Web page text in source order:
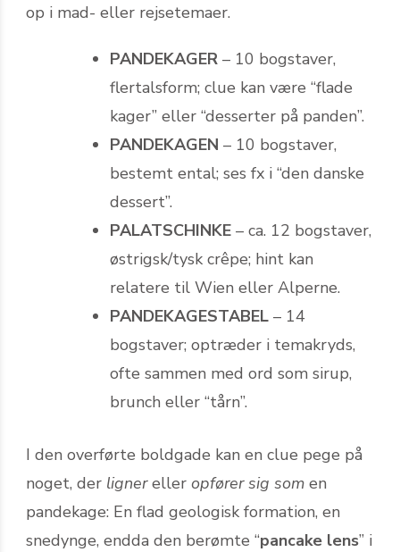
op i mad- eller rejsetemaer.
PANDEKAGER – 10 bogstaver,
flertals­form; clue kan være “flade
kager” eller “desserter på panden”.
PANDEKAGEN – 10 bogstaver,
bestemt ental; ses fx i “den danske
dessert”.
PALATSCHINKE – ca. 12 bogstaver,
østrigsk/tysk crêpe; hint kan
relatere til Wien eller Alperne.
PANDEKAGESTABEL – 14
bogstaver; optræder i temakryds,
ofte sammen med ord som sirup,
brunch eller “tårn”.
I den overførte boldgade kan en clue pege på
noget, der lignereller opfører sig som en
pandekage: En flad geologisk formation, en
snedynge, endda den berømte “pancake lens” i